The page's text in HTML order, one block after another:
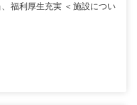
福利厚生充実 ＜施設につい